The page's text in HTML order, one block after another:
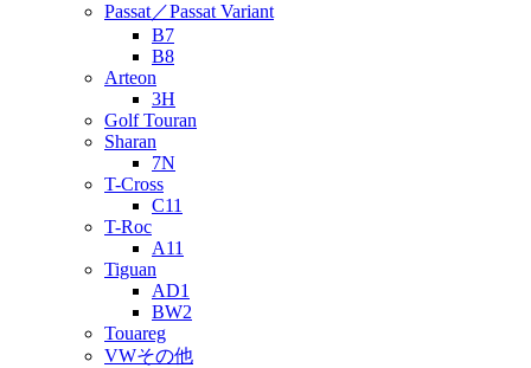
Passat／Passat Variant
B7
B8
Arteon
3H
Golf Touran
Sharan
7N
T-Cross
C11
T-Roc
A11
Tiguan
AD1
BW2
Touareg
VWその他